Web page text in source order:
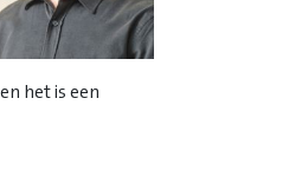
het is een